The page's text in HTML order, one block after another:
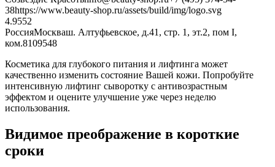
38https://www.beauty-shop.ru/assets/build/img/logo.svg
4.9552
РоссияМоскваш. Алтуфьевское, д.41, стр. 1, эт.2, пом I,
ком.8109548
Косметика для глубокого питания и лифтинга может
качественно изменить состояние Вашей кожи. Попробуйте
интенсивную лифтинг сыворотку с антивозрастным
эффектом и оцените улучшение уже через неделю
использования.
Видимое преображение в короткие
сроки